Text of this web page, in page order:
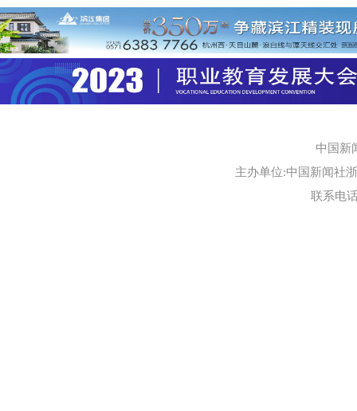
中国新
主办单位:中国新闻社
联系电